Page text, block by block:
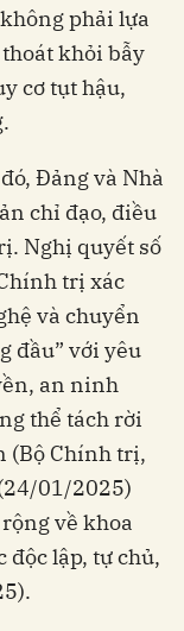
phải lựa
khỏi bẫy
cơ tụt hậu,
Đảng và Nhà
chỉ đạo, điều
Nghị quyết số
trị xác
và chuyển
đầu” với yêu
an ninh
thể tách rời
(Bộ Chính trị,
01/2025)
về khoa
độc lập, tự chủ,